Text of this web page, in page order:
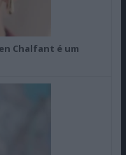
Chalfant é um